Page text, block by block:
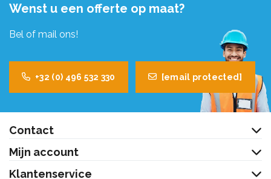
Wenst u een offerte op maat?
Bel of mail ons!
+32 (0) 496 532 330 [email protected]
Contact
Mijn account
Klantenservice